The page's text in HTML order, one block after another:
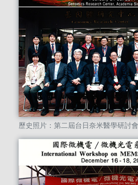
歷史照片：第二屆台日奈米醫學研討會